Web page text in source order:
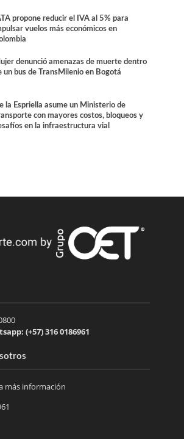
propone reducir el IVA al 5% para
vuelos más económicos en
denunció amenazas de muerte dentro
un bus de TransMilenio en Bogotá
la Espriella asume un Ministerio de
con mayores costos, bloqueos y
en la infraestructura vial
(+57) 316 0186961
más información